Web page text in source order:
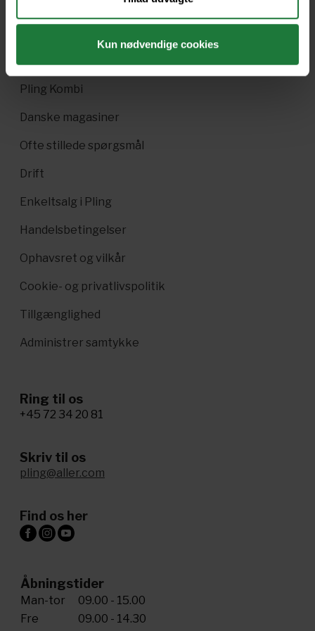
Kun nødvendige cookies
Pling Kombi
Danske magasiner
Ofte stillede spørgsmål
Drift
Enkeltsalg i Pling
Handelsbetingelser
Ophavsret og vilkår
Cookie- og privatlivspolitik
Tillgænglighed
Administrer samtykke
Ring til os
+45 72 34 20 81
Skriv til os
pling@aller.com
Find os her
Åbningstider
Man-tor
09.00 - 15.00
Fre
09.00 - 14.30